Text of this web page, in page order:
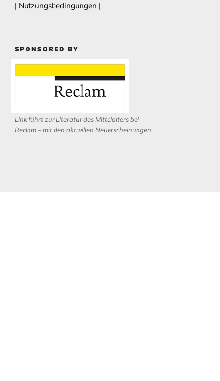
| Nutzungsbedingungen |
SPONSORED BY
Link führt zur Literatur des Mittelalters bei
Reclam – mit den aktuellen Neuerscheinungen